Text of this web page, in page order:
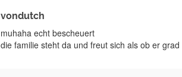
vondutch
muhaha echt bescheuert
die familie steht da und freut sich als ob er